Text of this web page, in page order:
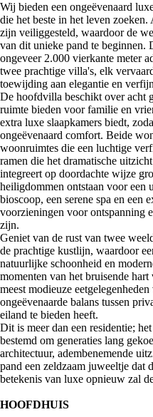
Wij bieden een ongeëvenaard
die het beste in het leven
zijn veiliggesteld, waardoor de
van dit unieke pand te beginnen.
ongeveer 2.000 vierkante meter
twee prachtige villa's, elk
toewijding aan elegantie en
De hoofdvilla beschikt over acht
ruimte bieden voor familie en
extra luxe slaapkamers biedt,
ongeëvenaard comfort. Beide
woonruimtes die een luchtige
ramen die het dramatische
integreert op doordachte wijze
heiligdommen ontstaan voor een
bioscoop, een serene spa en een
voorzieningen voor ontspanning
zijn.
Geniet van de rust van twee
de prachtige kustlijn, waardoor
natuurlijke schoonheid en
momenten van het bruisende
meest modieuze
ongeëvenaarde balans tussen
eiland te bieden heeft.
Dit is meer dan een residentie;
bestemd om generaties lang
architectuur, adembenemende
pand een zeldzaam juweeltje dat
betekenis van luxe opnieuw zal
HOOFDHUIS